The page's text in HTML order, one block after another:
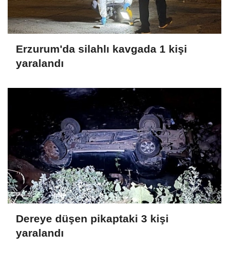
Erzurum'da silahlı kavgada 1 kişi
yaralandı
Dereye düşen pikaptaki 3 kişi
yaralandı